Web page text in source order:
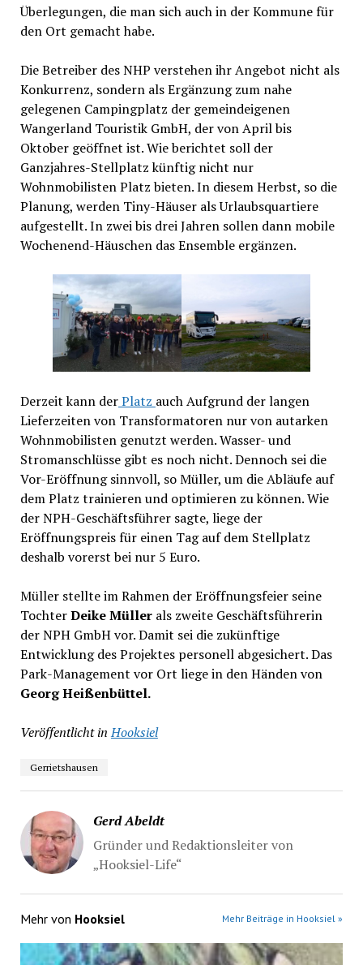
Überlegungen, die man sich auch in der Kommune für
den Ort gemacht habe.
Die Betreiber des NHP verstehen ihr Angebot nicht als
Konkurrenz, sondern als Ergänzung zum nahe
gelegenen Campingplatz der gemeindeigenen
Wangerland Touristik GmbH, der von April bis
Oktober geöffnet ist. Wie berichtet soll der
Ganzjahres-Stellplatz künftig nicht nur
Wohnmobilisten Platz bieten. In diesem Herbst, so die
Planung, werden Tiny-Häuser als Urlaubsquartiere
aufgestellt. In zwei bis drei Jahren sollen dann mobile
Wochenend-Häuschen das Ensemble ergänzen.
Derzeit kann derPlatz auch Aufgrund der langen
Lieferzeiten von Transformatoren nur von autarken
Wohnmobilisten genutzt werden. Wasser- und
Stromanschlüsse gibt es noch nicht. Dennoch sei die
Vor-Eröffnung sinnvoll, so Müller, um die Abläufe auf
dem Platz trainieren und optimieren zu können. Wie
der NPH-Geschäftsführer sagte, liege der
Eröffnungspreis für einen Tag auf dem Stellplatz
deshalb vorerst bei nur 5 Euro.
Müller stellte im Rahmen der Eröffnungsfeier seine
TochterDeike Müllerals zweite Geschäftsführerin
der NPH GmbH vor. Damit sei die zukünftige
Entwicklung des Projektes personell abgesichert. Das
Park-Management vor Ort liege in den Händen von
Georg Heißenbüttel.
Veröffentlicht in Hooksiel
Gerrietshausen
Gerd Abeldt
Gründer und Redaktionsleiter von
„Hooksiel-Life“
Mehr von Hooksiel Mehr Beiträge in Hooksiel »